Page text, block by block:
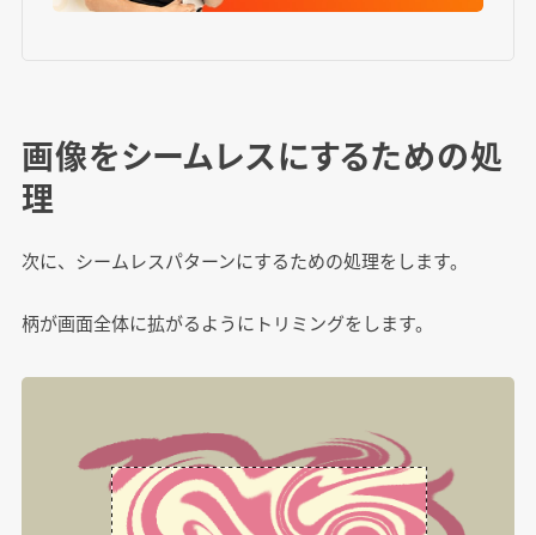
画像をシームレスにするための処
理
次に、シームレスパターンにするための処理をします。
柄が画面全体に拡がるようにトリミングをします。